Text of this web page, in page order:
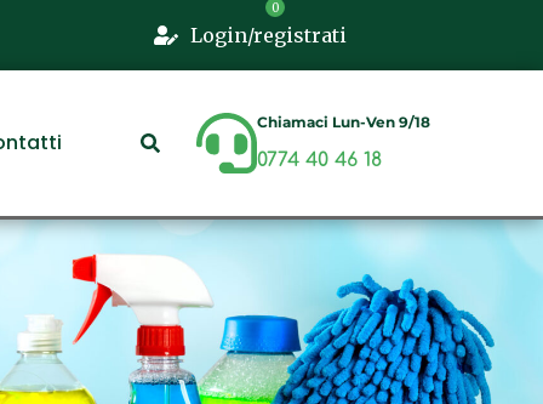
Login/registrati
Chiamaci Lun-Ven 9/18
0774 40 46 18